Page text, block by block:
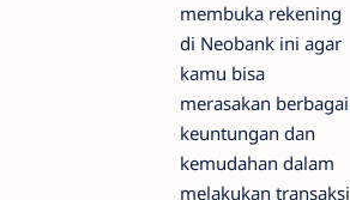
membuka rekening
di Neobank ini agar
kamu bisa
merasakan berbagai
keuntungan dan
kemudahan dalam
melakukan transaksi